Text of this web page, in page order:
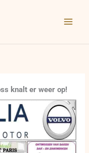
knalt er weer op!